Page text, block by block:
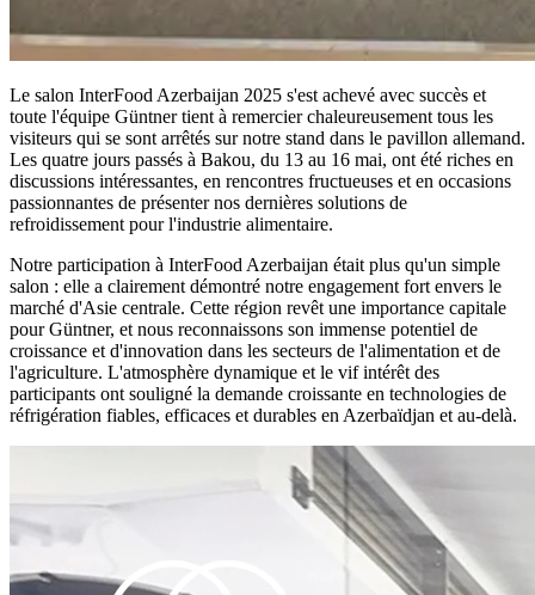
Le salon InterFood Azerbaijan 2025 s'est achevé avec succès et
toute l'équipe Güntner tient à remercier chaleureusement tous les
visiteurs qui se sont arrêtés sur notre stand dans le pavillon allemand.
Les quatre jours passés à Bakou, du 13 au 16 mai, ont été riches en
discussions intéressantes, en rencontres fructueuses et en occasions
passionnantes de présenter nos dernières solutions de
refroidissement pour l'industrie alimentaire.
Notre participation à InterFood Azerbaijan était plus qu'un simple
salon : elle a clairement démontré notre engagement fort envers le
marché d'Asie centrale. Cette région revêt une importance capitale
pour Güntner, et nous reconnaissons son immense potentiel de
croissance et d'innovation dans les secteurs de l'alimentation et de
l'agriculture. L'atmosphère dynamique et le vif intérêt des
participants ont souligné la demande croissante en technologies de
réfrigération fiables, efficaces et durables en Azerbaïdjan et au-delà.